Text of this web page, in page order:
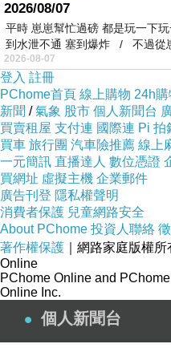
2026/08/07
平時 崽崽幫忙過磅 都是玩一下
到水泄不通 塞到爆炸 / 不過從
2026-08-07
登入 註冊
PChome首頁 線上購物 24h購
新聞 /氣象 股市 個人新聞台
買賣租屋 支付連 國際連 Pi 拍
買車 旅行團 汽車險推薦 線上
一元簡訊 直播達人 數位憑證
買網址 虛擬主機 企業郵件
廣告刊登 隱私權聲明
消費者保護 兒童網路安全
About PChome 投資人聯絡
著作權保護 ｜網路家庭版權
Online
PChome Online and
Online Inc.
個人新聞台